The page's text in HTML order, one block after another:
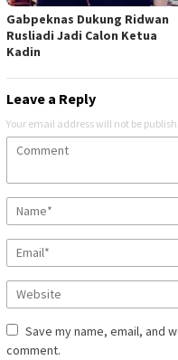
Gabpeknas Dukung Ridwan
Rusliadi Jadi Calon Ketua
Kadin
Leave a Reply
Your email address will not be
Save my name, email, and
comment.